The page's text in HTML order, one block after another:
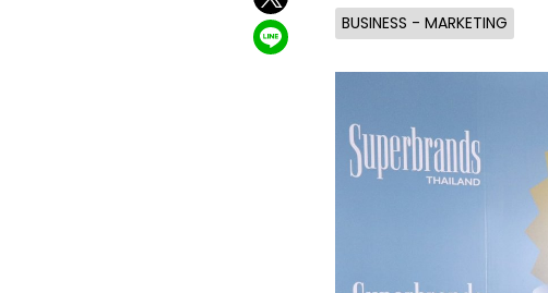
BUSINESS - MARKETING